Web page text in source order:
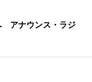
アナウンス・ラジ